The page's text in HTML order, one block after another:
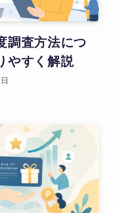
調査方法につ
やすく解説